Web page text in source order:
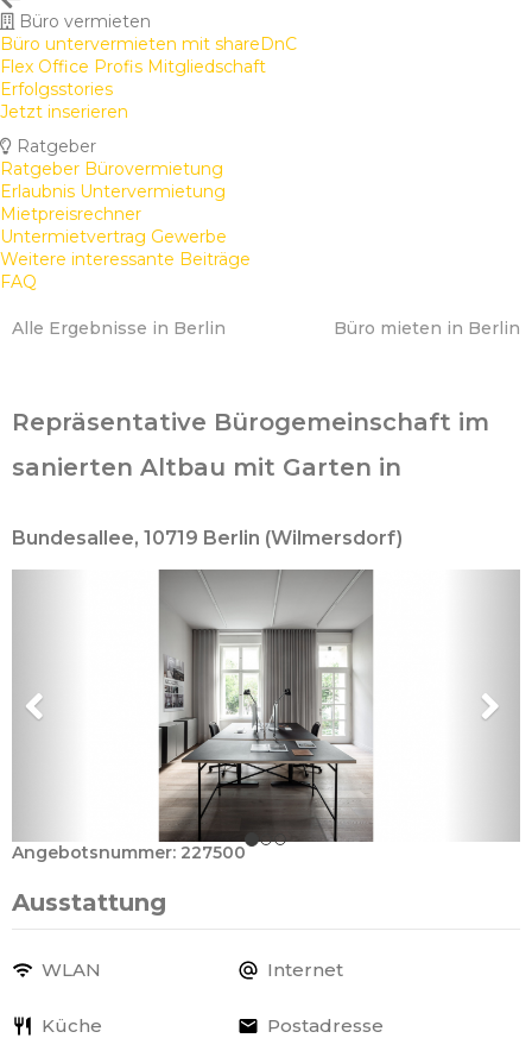
Büro vermieten
Büro untervermieten mit shareDnC
Flex Office Profis Mitgliedschaft
Erfolgsstories
Jetzt inserieren
Ratgeber
Ratgeber Bürovermietung
Erlaubnis Untervermietung
Mietpreisrechner
Untermietvertrag Gewerbe
Weitere interessante Beiträge
FAQ
Alle Ergebnisse in Berlin Büro mieten in Berlin
Repräsentative Bürogemeinschaft im
sanierten Altbau mit Garten in
Bundesallee, 10719 Berlin (Wilmersdorf)
Angebotsnummer: 227500
Ausstattung
WLAN Internet
Küche Postadresse